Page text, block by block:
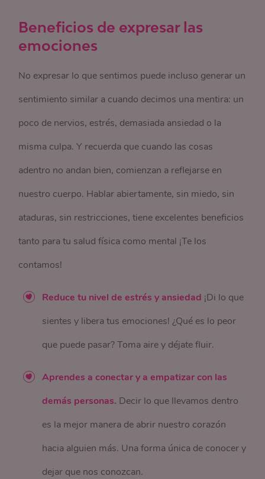
Beneficios de expresar las
emociones
No expresar lo que sentimos puede incluso generar un
sentimiento similar a cuando decimos una mentira: un
poco de nervios, estrés, demasiada ansiedad o la
misma culpa. Y recuerda que cuando las cosas
adentro no andan bien, comienzan a reflejarse en
nuestro cuerpo. Hablar abiertamente, sin miedo, sin
ataduras, sin restricciones, tiene excelentes beneficios
tanto para tu salud física como mental ¡Te los
contamos!
Reduce tu nivel de estrés y ansiedad ¡Di lo que
sientes y libera tus emociones! ¿Qué es lo peor
que puede pasar? Toma aire y déjate fluir.
Aprendes a conectar y a empatizar con las
demás personas. Decir lo que llevamos dentro
es la mejor manera de abrir nuestro corazón
hacia alguien más. Una forma única de conocer y
dejar que nos conozcan.